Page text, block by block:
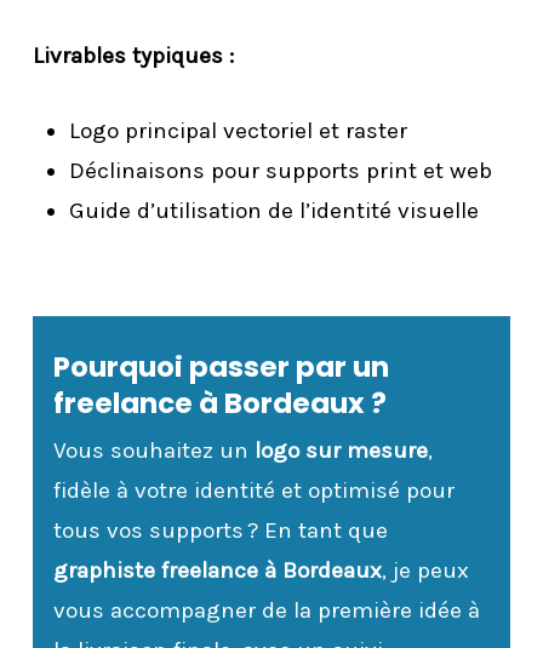
Livrables typiques :
Logo principal vectoriel et raster
Déclinaisons pour supports print et web
Guide d’utilisation de l’identité visuelle
Pourquoi passer par un
freelance à Bordeaux ?
Vous souhaitez un logo sur mesure,
fidèle à votre identité et optimisé pour
tous vos supports ? En tant que
graphiste freelance à Bordeaux, je peux
vous accompagner de la première idée à